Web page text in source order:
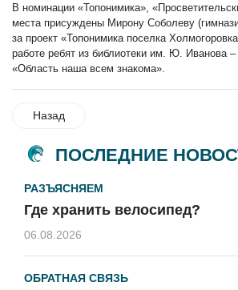
В номинации «Топонимика»,
места присуждены Мирону Соболеву
за проект «Топонимика поселка
работе ребят из библиотеки им. Ю. Иванова
«Область наша всем знакома».
Назад
ПОСЛЕДНИЕ
РАЗЪЯСНЯЕМ
Где хранить велосипед?
06.08.2026
ОБРАТНАЯ СВЯЗЬ